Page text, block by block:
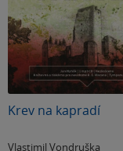
Krev na kapradí
Vlastimil Vondruška